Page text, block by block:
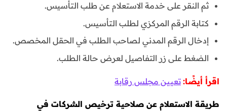
ثم النقر على خدمة الاستعلام عن طلب التأسيس.
كتابة الرقم المركزي لطلب التأسيس.
إدخال الرقم المدني لصاحب الطلب في الحقل المخصص.
الضغط على زر التفاصيل لعرض حالة الطلب.
اقرأ أيضًا: تعيين مجلس رقابة
طريقة الاستعلام عن صلاحية ترخيص الشركات في